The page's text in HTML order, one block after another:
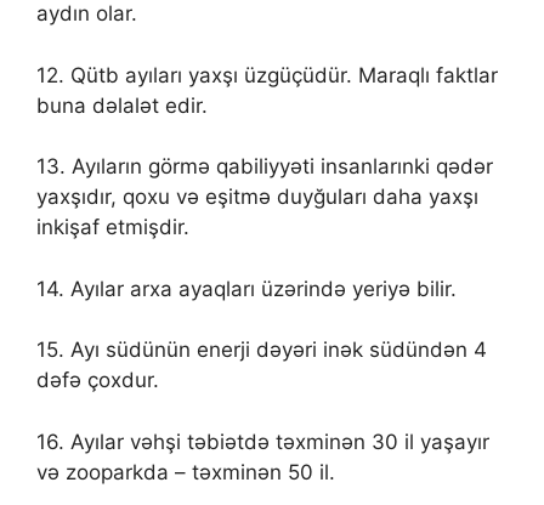
aydın olar.
12. Qütb ayıları yaxşı üzgüçüdür. Maraqlı faktlar
buna dəlalət edir.
13. Ayıların görmə qabiliyyəti insanlarınki qədər
yaxşıdır, qoxu və eşitmə duyğuları daha yaxşı
inkişaf etmişdir.
14. Ayılar arxa ayaqları üzərində yeriyə bilir.
15. Ayı südünün enerji dəyəri inək südündən 4
dəfə çoxdur.
16. Ayılar vəhşi təbiətdə təxminən 30 il yaşayır
və zooparkda – təxminən 50 il.